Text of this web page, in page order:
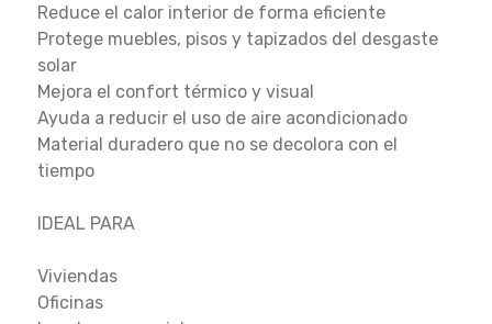
Reduce el calor interior de forma eficiente
Protege muebles, pisos y tapizados del desgaste
solar
Mejora el confort térmico y visual
Ayuda a reducir el uso de aire acondicionado
Material duradero que no se decolora con el
tiempo
IDEAL PARA
Viviendas
Oficinas